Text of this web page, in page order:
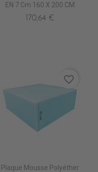
EN 7 Cm 160 X 200 CM
170,64 €
Plaque Mousse Polyéther
favorite_border